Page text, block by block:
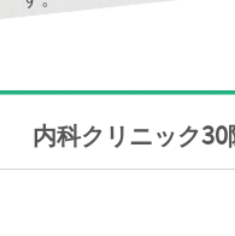
内科クリニック